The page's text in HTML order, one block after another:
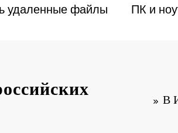
удаленные файлы ПК и
В